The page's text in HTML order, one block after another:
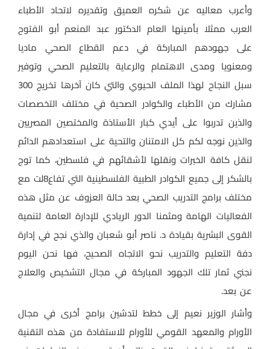
وأعرب معاليه عن شكره العميق وتقديره لاتحاد الأطباء
العرب ممثلا بأمينها العام الدكتور عبد المنعم أبو الفتوح
على جهودهم المباركة في دعم القطاع الصحي ماديا
ومعنويا ومدى الاهتمام والرعاية بالتعليم الصحي وتوفير
سبل النجاح لهذا الملف الحيوي والتي كان آخرها تخريج 300
مشارك من الأطباء والكوادر الصحية في مختلف التخصصات
والذين تدربوا على أيدي كبار الأستاذة والمختصين المصريين
والذين نوجه لكم كل الامتنان والتحية على استعدادهم الدائم
لنقل كافة الخبرات ونقلها لأشقائهم في فلسطين، كما توج
بالشكر إلى جميع الكوادر الطبية الفلسطينية التي تفاع8لت مع
مختلف برامج التدريب الصحي بعد حالة العزوف عن مثل هذه
الفعاليات الهامة ومثمنا الدور الريادي للإدارة العامة لتنمية
القوى البشرية بقيادة د. ناصر أبو شعبان والذي نجح في إدارة
دفة التعليم والتدريب نحو الاتجاه الصحيح، فها نحن اليوم
نجني ثمار تلك الجهود المباركة في مجال التشخيص والعلاج
عن بعد.
وأشار الوزير نعيم إلى خطط لتدشين برامج أخرى في مجال
الأورام والمعهد القومي للأورام للاستفادة من هذه التقنية